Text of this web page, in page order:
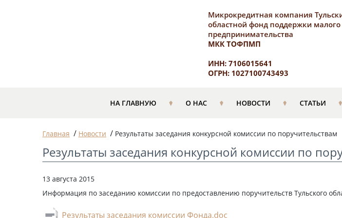
Микрокредитная компания
областной фонд поддержки малого
предпринимательства
МКК ТОФПМП
ИНН: 7106015641
ОГРН: 1027100743493
НА ГЛАВНУЮ О НАС НОВОСТИ СТАТЬИ
Главная / Новости / Результаты заседания конкурсной комиссии по поручительствам
Результаты заседания конкурсной комиссии по
13 августа 2015
Информация по заседанию комиссии по предоставлению поручительств Тульского
Результаты заседания комиссии Фонда.doc